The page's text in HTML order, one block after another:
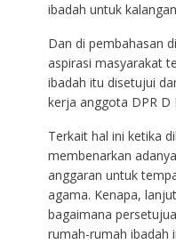
ibadah untuk
Dan di pembahasan
aspirasi masyarakat
ibadah itu disetujui
kerja anggota DPR D
Terkait hal ini ketika
membenarkan
anggaran untuk
agama. Kenapa,
bagaimana
rumah-rumah ibadah